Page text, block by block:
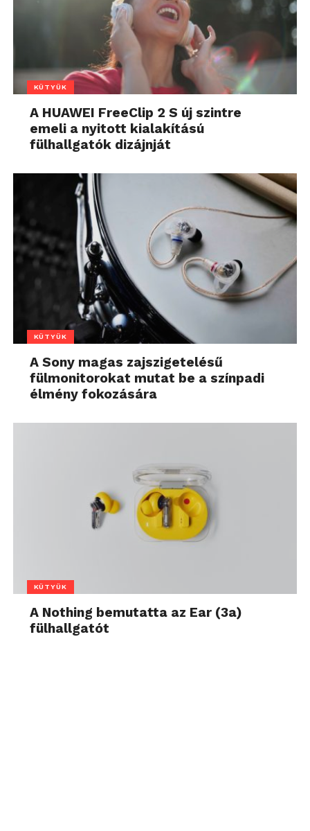
KÜTYÜK
A HUAWEI FreeClip 2 S új szintre
emeli a nyitott kialakítású
fülhallgatók dizájnját
KÜTYÜK
A Sony magas zajszigetelésű
fülmonitorokat mutat be a színpadi
élmény fokozására
KÜTYÜK
A Nothing bemutatta az Ear (3a)
fülhallgatót